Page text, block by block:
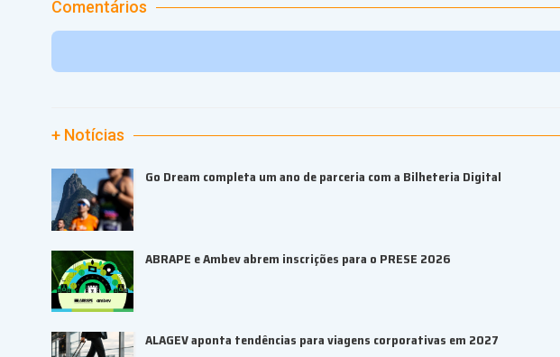
Comentários
+ Notícias
Go Dream completa um ano de parceria com a Bilheteria Digital
ABRAPE e Ambev abrem inscrições para o PRESE 2026
ALAGEV aponta tendências para viagens corporativas em 2027